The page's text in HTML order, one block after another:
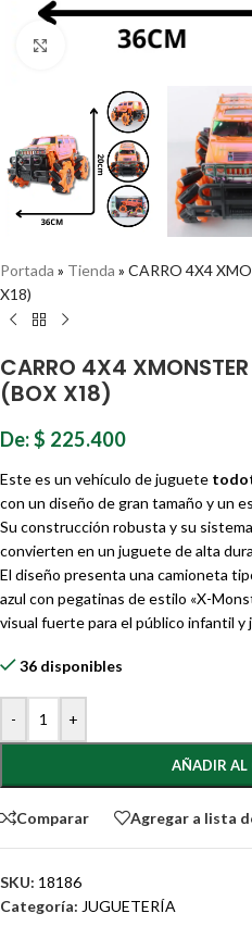
Haz clic para ampliar
Portada » Tienda » CARRO 4X4
X18)
CARRO 4X4
(BOX X18)
De:$ 225.400
Este es un vehículo de juguete
con un diseño de gran tamaño y un
Su construcción robusta y su
convierten en un juguete de alta
El diseño presenta una camioneta
azul con pegatinas de estilo «X-
visual fuerte para el público infantil y
36 disponibles
- +
AÑADIR AL
Comparar Agregar a lista
SKU: 18186
Categoría: JUGUETERÍA